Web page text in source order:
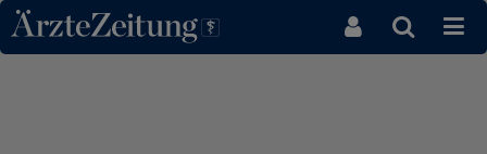
Direkt zum Inhaltsbereich